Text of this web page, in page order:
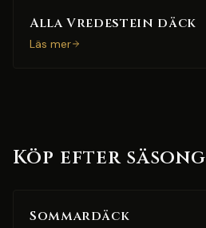
Alla Vredestein däck
Läs mer
Köp efter säsong
Sommardäck